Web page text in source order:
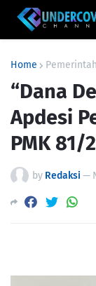
Home
“Dana
Apdesi
PMK 81/
by Redaksi —